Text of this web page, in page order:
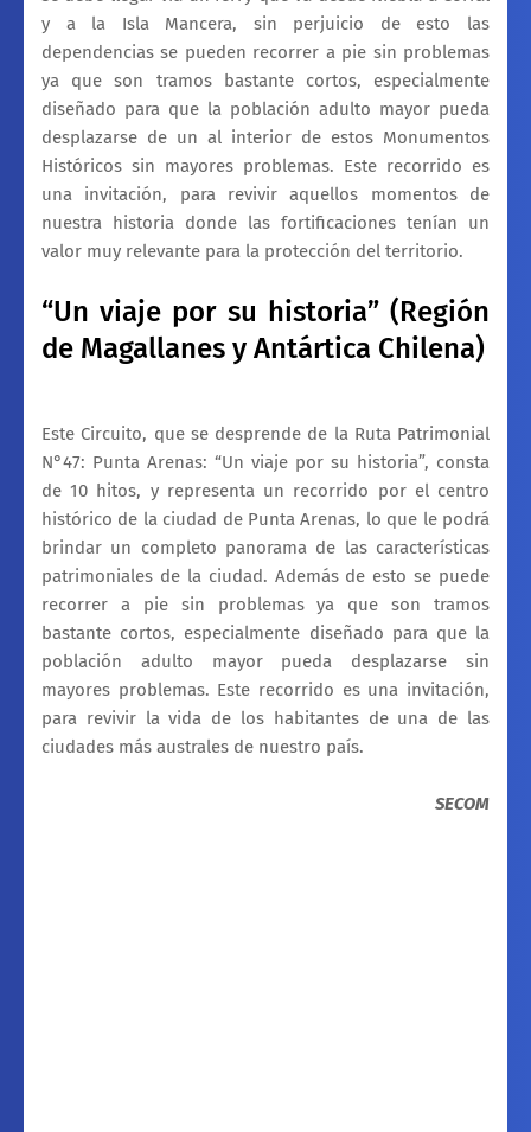
y a la Isla Mancera, sin perjuicio de esto las
dependencias se pueden recorrer a pie sin problemas
ya que son tramos bastante cortos, especialmente
diseñado para que la población adulto mayor pueda
desplazarse de un al interior de estos Monumentos
Históricos sin mayores problemas. Este recorrido es
una invitación, para revivir aquellos momentos de
nuestra historia donde las fortificaciones tenían un
valor muy relevante para la protección del territorio.
“Un viaje por su historia” (Región
de Magallanes y Antártica Chilena)
Este Circuito, que se desprende de la Ruta Patrimonial
N°47: Punta Arenas: “Un viaje por su historia”, consta
de 10 hitos, y representa un recorrido por el centro
histórico de la ciudad de Punta Arenas, lo que le podrá
brindar un completo panorama de las características
patrimoniales de la ciudad. Además de esto se puede
recorrer a pie sin problemas ya que son tramos
bastante cortos, especialmente diseñado para que la
población adulto mayor pueda desplazarse sin
mayores problemas. Este recorrido es una invitación,
para revivir la vida de los habitantes de una de las
ciudades más australes de nuestro país.
SECOM